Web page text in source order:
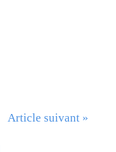
Article suivant »